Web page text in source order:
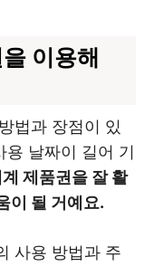
이용해
법과 장점이 있
날짜이 길어 기
제품권을 잘 활
이 될 거예요.
사용 방법과 주